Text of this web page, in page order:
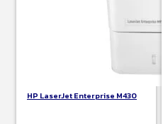
HP LaserJet Enterprise M430